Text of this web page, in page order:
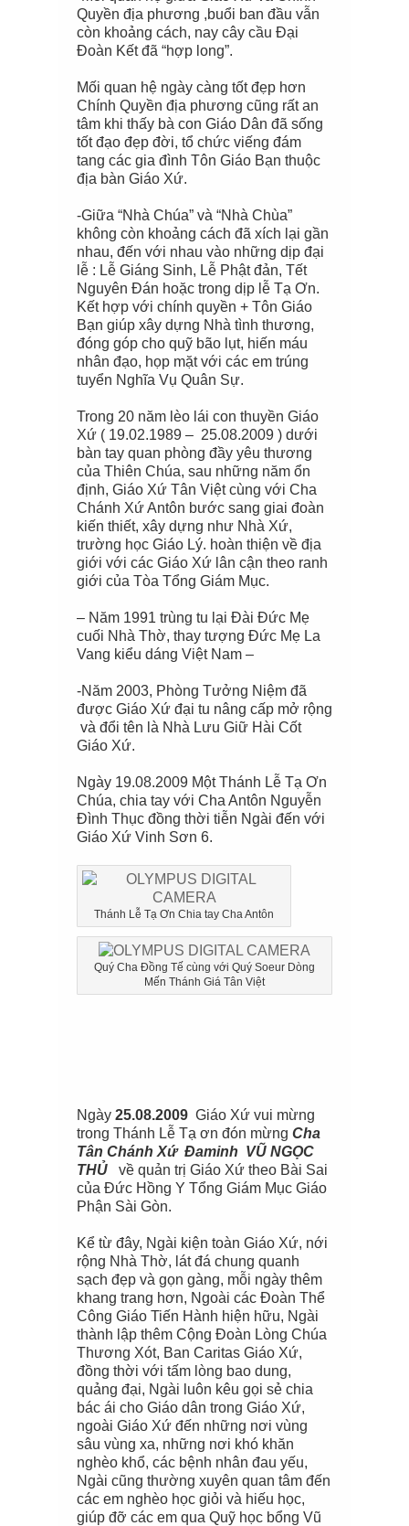
Quyền địa phương ,buổi ban đầu vẫn
còn khoảng cách, nay cây cầu Đại
Đoàn Kết đã “hợp long”.
Mối quan hệ ngày càng tốt đẹp hơn
Chính Quyền địa phương cũng rất an
tâm khi thấy bà con Giáo Dân đã sống
tốt đạo đẹp đời, tổ chức viếng đám
tang các gia đình Tôn Giáo Bạn thuộc
địa bàn Giáo Xứ.
-Giữa “Nhà Chúa” và “Nhà Chùa”
không còn khoảng cách đã xích lại gần
nhau, đến với nhau vào những dịp đại
lễ : Lễ Giáng Sinh, Lễ Phật đản, Tết
Nguyên Đán hoặc trong dịp lễ Tạ Ơn.
Kết hợp với chính quyền + Tôn Giáo
Bạn giúp xây dựng Nhà tình thương,
đóng góp cho quỹ bão lụt, hiến máu
nhân đạo, họp mặt với các em trúng
tuyển Nghĩa Vụ Quân Sự.
Trong 20 năm lèo lái con thuyền Giáo
Xứ ( 19.02.1989 – 25.08.2009 ) dưới
bàn tay quan phòng đầy yêu thương
của Thiên Chúa, sau những năm ổn
định, Giáo Xứ Tân Việt cùng với Cha
Chánh Xứ Antôn bước sang giai đoàn
kiến thiết, xây dựng như Nhà Xứ,
trường học Giáo Lý. hoàn thiện về địa
giới với các Giáo Xứ lân cận theo ranh
giới của Tòa Tổng Giám Mục.
– Năm 1991 trùng tu lại Đài Đức Mẹ
cuối Nhà Thờ, thay tượng Đức Mẹ La
Vang kiểu dáng Việt Nam –
-Năm 2003, Phòng Tưởng Niệm đã
được Giáo Xứ đại tu nâng cấp mở rộng
và đổi tên là Nhà Lưu Giữ Hài Cốt
Giáo Xứ.
Ngày 19.08.2009 Một Thánh Lễ Tạ Ơn
Chúa, chia tay với Cha Antôn Nguyễn
Đình Thục đồng thời tiễn Ngài đến với
Giáo Xứ Vinh Sơn 6.
Thánh Lễ Tạ Ơn Chia tay Cha Antôn
Quý Cha Đồng Tế cùng với Quý Soeur Dòng
Mến Thánh Giá Tân Việt
Ngày 25.08.2009 Giáo Xứ vui mừng
trong Thánh Lễ Tạ ơn đón mừng Cha
Tân Chánh Xứ Đaminh VŨ NGỌC
THỦ về quản trị Giáo Xứ theo Bài Sai
của Đức Hồng Y Tổng Giám Mục Giáo
Phận Sài Gòn.
Kể từ đây, Ngài kiện toàn Giáo Xứ, nới
rộng Nhà Thờ, lát đá chung quanh
sạch đẹp và gọn gàng, mỗi ngày thêm
khang trang hơn, Ngoài các Đoàn Thể
Công Giáo Tiến Hành hiện hữu, Ngài
thành lập thêm Cộng Đoàn Lòng Chúa
Thương Xót, Ban Caritas Giáo Xứ,
đồng thời với tấm lòng bao dung,
quảng đại, Ngài luôn kêu gọi sẻ chia
bác ái cho Giáo dân trong Giáo Xứ,
ngoài Giáo Xứ đến những nơi vùng
sâu vùng xa, những nơi khó khăn
nghèo khổ, các bệnh nhân đau yếu,
Ngài cũng thường xuyên quan tâm đến
các em nghèo học giỏi và hiếu học,
giúp đỡ các em qua Quỹ học bổng Vũ